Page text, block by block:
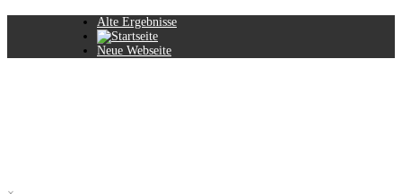
Alte Ergebnisse
Neue Webseite